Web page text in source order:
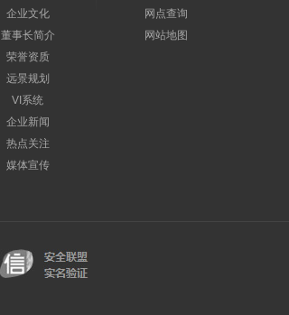
企业文化
董事长简介
荣誉资质
远景规划
VI系统
企业新闻
热点关注
媒体宣传
网点查询
网站地图